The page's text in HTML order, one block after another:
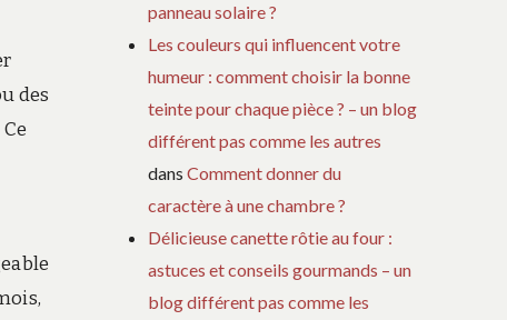
des
panneau solaire ?
Les couleurs qui influencent votre
humeur : comment choisir la bonne
teinte pour chaque pièce ? – un blog
différent pas comme les autres
dansComment donner du
caractère à une chambre ?
Délicieuse canette rôtie au four :
astuces et conseils gourmands – un
blog différent pas comme les